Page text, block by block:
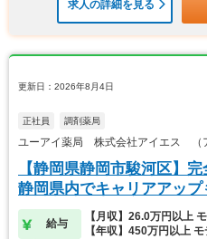
求人の詳細を見る
更新日：2026年8月4日
正社員 調剤薬局
ユーアイ薬局 株式会社アイエス （
【静岡県静岡市駿河区】
静岡県内でキャリアアップ
給与
【月収】26.0万円以上
【年収】450万円以上